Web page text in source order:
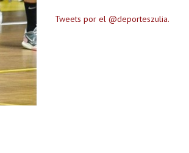
Tweets por el @deporteszulia.